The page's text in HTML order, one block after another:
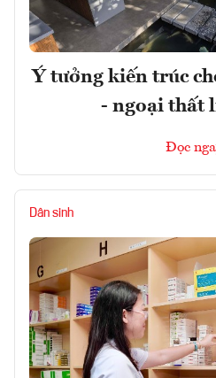
Ý tưởng kiến trúc
- ngoại thất
Đọc
Dân sinh